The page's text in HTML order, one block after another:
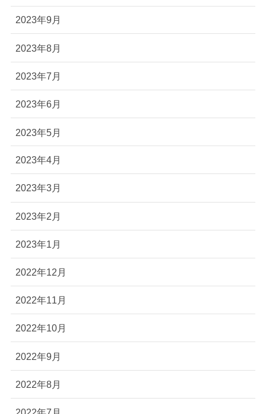
2023年9月
2023年8月
2023年7月
2023年6月
2023年5月
2023年4月
2023年3月
2023年2月
2023年1月
2022年12月
2022年11月
2022年10月
2022年9月
2022年8月